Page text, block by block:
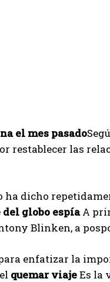
el mes pasado
restablecer las
ha dicho
globo espíaA
Blinken, a
enfatizar la
quemar viajeEs la